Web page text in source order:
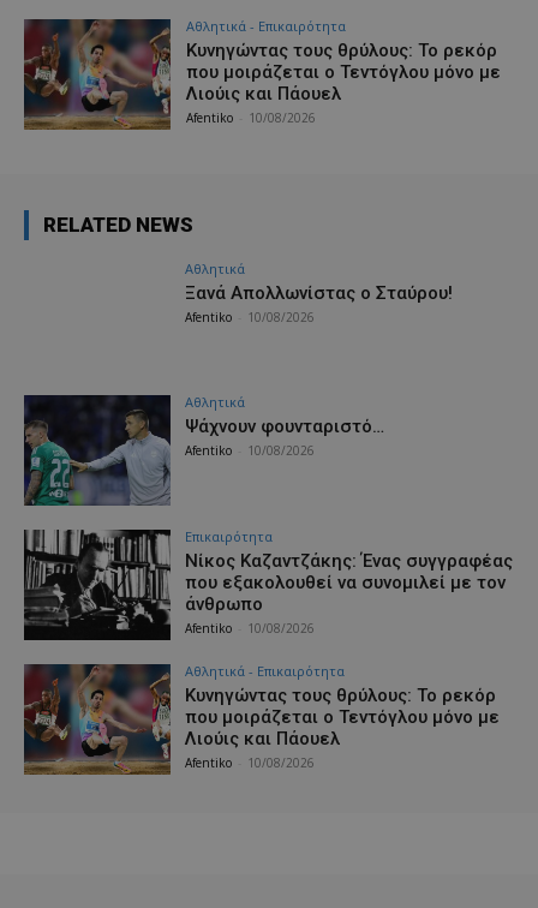
Αθλητικά - Επικαιρότητα
Κυνηγώντας τους θρύλους: Το ρεκόρ
που μοιράζεται ο Τεντόγλου μόνο με
Λιούις και Πάουελ
Afentiko 10/08/2026
RELATED NEWS
Αθλητικά
Ξανά Απολλωνίστας ο Σταύρου!
Afentiko 10/08/2026
Αθλητικά
Ψάχνουν φουνταριστό…
Afentiko 10/08/2026
Επικαιρότητα
Νίκος Καζαντζάκης: Ένας συγγραφέας
που εξακολουθεί να συνομιλεί με τον
άνθρωπο
Afentiko 10/08/2026
Αθλητικά - Επικαιρότητα
Κυνηγώντας τους θρύλους: Το ρεκόρ
που μοιράζεται ο Τεντόγλου μόνο με
Λιούις και Πάουελ
Afentiko 10/08/2026